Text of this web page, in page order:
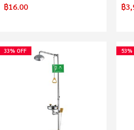
฿16.00 ฿
33% OFF 53%